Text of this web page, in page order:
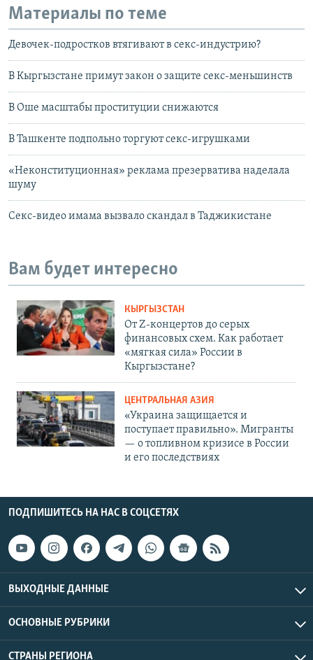
Материалы по теме
Девочек-подростков втягивают в секс-индустрию?
В Кыргызстане примут закон о защите секс-меньшинств
В Оше масштабы проституции снижаются
В Ташкенте подпольно торгуют секс-игрушками
«Неконституционная» реклама презерватива наделала
шуму
Секс-видео имама вызвало скандал в Таджикистане
Вам будет интересно
КЫРГЫЗСТАН
От Z-концертов до серых
финансовых схем. Как работает
«мягкая сила» России в
Кыргызстане?
ЦЕНТРАЛЬНАЯ АЗИЯ
«Украина защищается и
поступает правильно». Мигранты
— о топливном кризисе в России
и его последствиях
ПОДПИШИТЕСЬ НА НАС В СОЦСЕТЯХ
ВЫХОДНЫЕ ДАННЫЕ
ОСНОВНЫЕ РУБРИКИ
СТРАНЫ РЕГИОНА